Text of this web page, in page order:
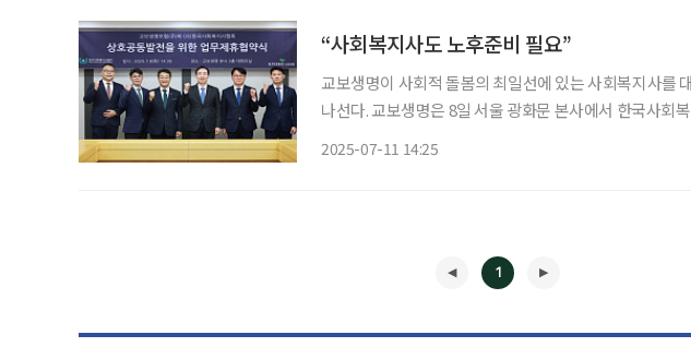
“사회복지사도 노후준비 필요”
교보생명이 사회적 돌봄의 최일선에 있는 사회복지사를
나선다. 교보생명은 8일 서울 광화문 본사에서 한국사회복지사협회와 업무협약(MOU)을 체
2025-07-11 14:25
1